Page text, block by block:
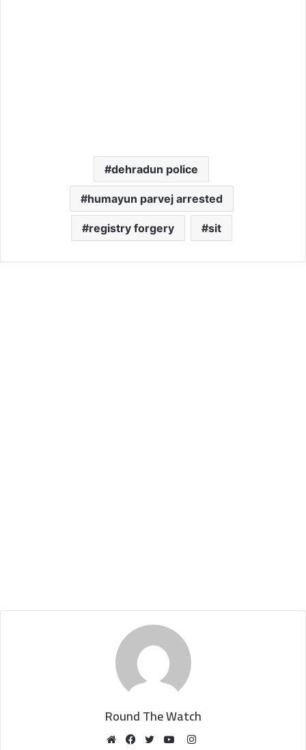
dehradun police
humayun parvej arrested
registry forgery sit
Round The Watch
Instagram